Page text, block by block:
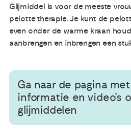
Glijmiddel is voor de meeste
pelotte therapie. Je kunt de
even onder de warme kraan
aanbrengen en inbrengen een
Ga naar de pagina met
informatie en video's
glijmiddelen